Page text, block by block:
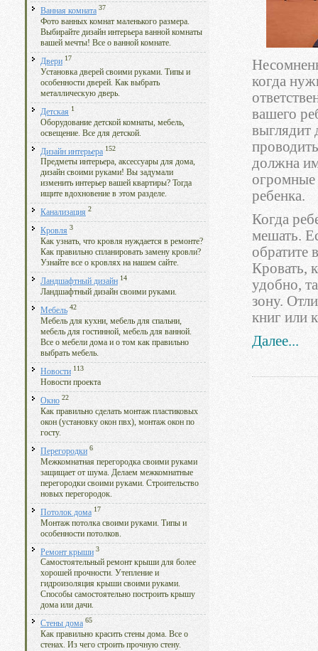
Ванная комната 37
Фото ванных комнат маленького размера.
Выбирайте дизайн интерьера ванной комнаты
вашей мечты! Все о ванной комнате.
Двери 17
Установка дверей своими руками. Типы и
особенности дверей. Как выбрать
металлическую дверь.
Детская 1
Оборудование детской комнаты, мебель,
освещение. Все для детской.
Дизайн интерьера 152
Предметы интерьера, аксессуары для дома,
дизайн своими руками! Вы задумали
изменить интерьер вашей квартиры? Тогда
ищите вдохновение в этом разделе.
Канализация 2
Кровля 3
Как узнать, что кровля нуждается в ремонте?
Как правильно спланировать замену кровли?
Узнайте все о кровлях на нашем сайте.
Ландшафтный дизайн 14
Ландшафтный дизайн своими руками.
Мебель 42
Мебель для кухни, мебель для спальни,
мебель для гостинной, мебель для ванной.
Все о мебели дома и о том как правильно
выбрать мебель.
Новости 113
Новости проекта
Окно 22
Как правильно сделать монтаж пластиковых
окон (установку окон пвх), монтаж окон по
госту.
Перегородки 6
Межкомнатная перегородка своими руками
защищает от шума. Делаем межкомнатные
перегородки своими руками. Строительство
новых перегородок.
Потолок дома 17
Монтаж потолка своими руками. Типы и
особенности потолков.
Ремонт крыши 3
Самостоятельный ремонт крыши для более
хорошей прочности. Утепление и
гидроизоляция крыши своими руками.
Способы самостоятельно построить крышу
дома или дачи.
Стены дома 65
Как правильно красить стены дома. Все о
стенах. Из чего строить прочную стену.
когда
вашего
выглядит
должна
огромные
ребенка.
Когда
мешать.
обратите
Кровать,
удобно,
зону.
книг или
Далее...